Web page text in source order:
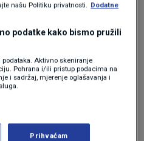
kao nekad: Ovaj mali
čini nadjev savršeno
|
našu Politiku privatnosti. Dodatne
podatke kako bismo pružili
Aktivno skeniranje
Pohrana i/ili pristup podacima na
i sadržaj, mjerenje oglašavanja i
Prihvaćam